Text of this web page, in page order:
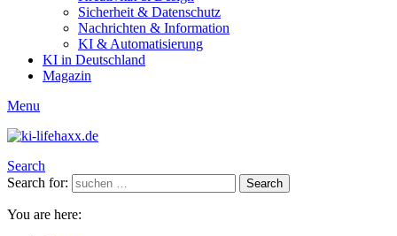
Sicherheit & Datenschutz
Nachrichten & Information
KI & Automatisierung
KI in Deutschland
Magazin
Menu
Search
Search for:
Search
You are here: